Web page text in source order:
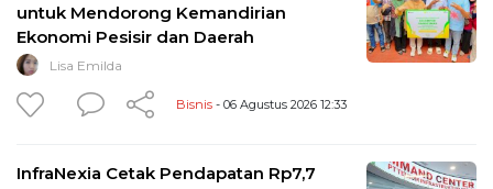
untuk Mendorong Kemandirian
Ekonomi Pesisir dan Daerah
Lisa Emilda
Bisnis - 06 Agustus 2026 12:33
InfraNexia Cetak Pendapatan Rp7,7